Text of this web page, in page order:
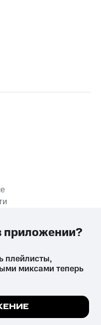
причиняет вред здоровью,
установленную
сайте все
плейлисты,
миксами теперь